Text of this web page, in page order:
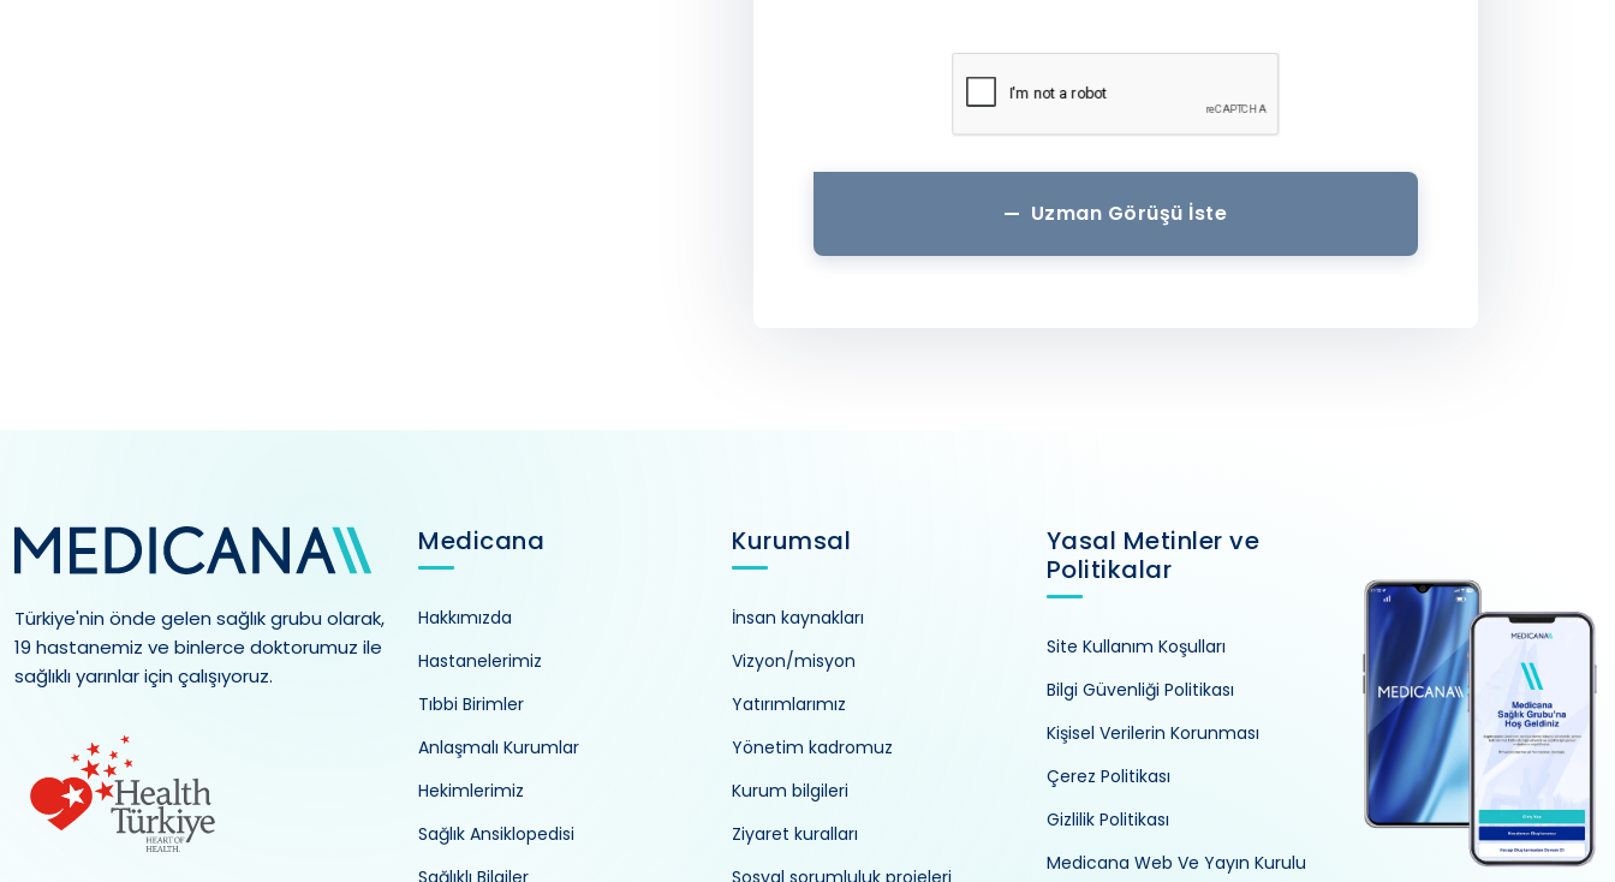
Uzman Görüşü İste
Türkiye'nin önde gelen sağlık grubu olarak,
19 hastanemiz ve binlerce doktorumuz ile
sağlıklı yarınlar için çalışıyoruz.
Medicana
Hakkımızda
Hastanelerimiz
Tıbbi Birimler
Anlaşmalı Kurumlar
Hekimlerimiz
Sağlık Ansiklopedisi
Sağlıklı Bilgiler
Kurumsal
İnsan kaynakları
Vizyon/misyon
Yatırımlarımız
Yönetim kadromuz
Kurum bilgileri
Ziyaret kuralları
Sosyal sorumluluk projeleri
Yasal Metinler ve
Politikalar
Site Kullanım Koşulları
Bilgi Güvenliği Politikası
Kişisel Verilerin Korunması
Çerez Politikası
Gizlilik Politikası
Medicana Web Ve Yayın Kurulu